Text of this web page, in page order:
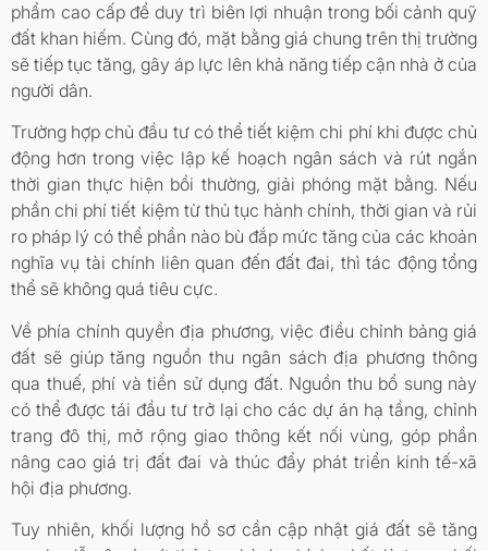
phẩm cao cấp để duy trì biên lợi nhuận trong bối cảnh quỹ
đất khan hiếm. Cùng đó, mặt bằng giá chung trên thị trường
sẽ tiếp tục tăng, gây áp lực lên khả năng tiếp cận nhà ở của
người dân.
Trường hợp chủ đầu tư có thể tiết kiệm chi phí khi được chủ
động hơn trong việc lập kế hoạch ngân sách và rút ngắn
thời gian thực hiện bồi thường, giải phóng mặt bằng. Nếu
phần chi phí tiết kiệm từ thủ tục hành chính, thời gian và rủi
ro pháp lý có thể phần nào bù đắp mức tăng của các khoản
nghĩa vụ tài chính liên quan đến đất đai, thì tác động tổng
thể sẽ không quá tiêu cực.
Về phía chính quyền địa phương, việc điều chỉnh bảng giá
đất sẽ giúp tăng nguồn thu ngân sách địa phương thông
qua thuế, phí và tiền sử dụng đất. Nguồn thu bổ sung này
có thể được tái đầu tư trở lại cho các dự án hạ tầng, chỉnh
trang đô thị, mở rộng giao thông kết nối vùng, góp phần
nâng cao giá trị đất đai và thúc đẩy phát triển kinh tế-xã
hội địa phương.
Tuy nhiên, khối lượng hồ sơ cần cập nhật giá đất sẽ tăng